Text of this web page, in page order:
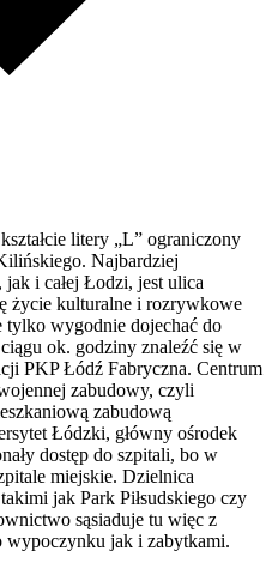
litery „L” ograniczony
Najbardziej
i całej Łodzi, jest ulica
życie kulturalne i rozrywkowe
tylko wygodnie dojechać do
ok. godziny znaleźć się w
PKP Łódź Fabryczna. Centrum
zabudowy, czyli
zabudową
Łódzki, główny ośrodek
dostęp do szpitali, bo w
miejskie. Dzielnica
jak Park Piłsudskiego czy
sąsiaduje tu więc z
jak i zabytkami.